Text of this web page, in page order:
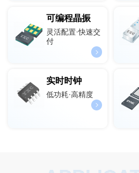
可编程晶振
灵活配置·快速交
付
实时时钟
低功耗·高精度